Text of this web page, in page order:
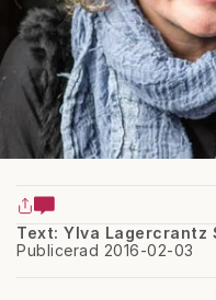
Text: Ylva Lagercrantz
Publicerad 2016-02-03